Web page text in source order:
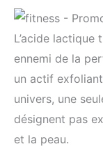
L’acide
ennemi de la
un actif
univers, une
désignent pas
et la peau.